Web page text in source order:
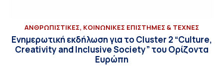
ΑΝΘΡΩΠΙΣΤΙΚΕΣ, ΚΟΙΝΩΝΙΚΕΣ ΕΠΙΣΤΗΜΕΣ & ΤΕΧΝΕΣ
Ενημερωτική εκδήλωση για το Cluster 2 “Culture,
Creativity and Inclusive Society” του Ορίζοντα
Ευρώπη